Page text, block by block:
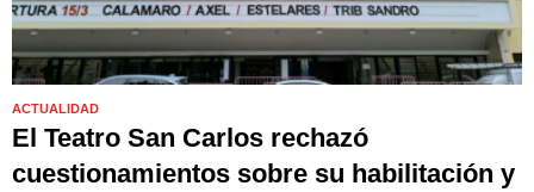
ACTUALIDAD
El Teatro San Carlos rechazó
cuestionamientos sobre su habilitación y